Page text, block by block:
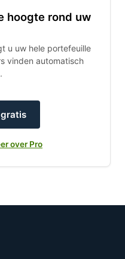
hoogte rond uw
u uw hele portefeuille
vinden automatisch
over Pro